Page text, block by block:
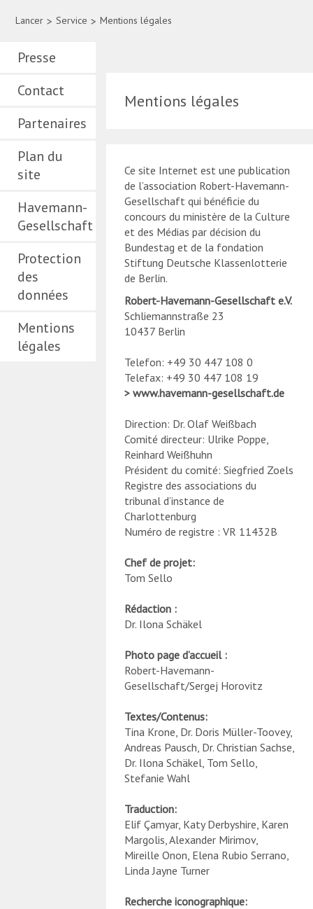
Lancer > Service > Mentions légales
Presse
Contact
Partenaires
Plan du
site
Havemann-
Gesellschaft
Protection
des
données
Mentions
légales
Mentions légales
Ce site Internet est une publication
de l’association Robert-Havemann-
Gesellschaft qui bénéficie du
concours du ministère de la Culture
et des Médias par décision du
Bundestag et de la fondation
Stiftung Deutsche Klassenlotterie
de Berlin.
Robert-Havemann-Gesellschaft e.V.
Schliemannstraße 23
10437 Berlin
Telefon: +49 30 447 108 0
Telefax: +49 30 447 108 19
www.havemann-gesellschaft.de
Direction: Dr. Olaf Weißbach
Comité directeur: Ulrike Poppe,
Reinhard Weißhuhn
Président du comité: Siegfried Zoels
Registre des associations du
tribunal d’instance de
Charlottenburg
Numéro de registre : VR 11432B
Chef de projet:
Tom Sello
Rédaction :
Dr. Ilona Schäkel
Photo page d’accueil :
Robert-Havemann-
Gesellschaft/Sergej Horovitz
Textes/Contenus:
Tina Krone, Dr. Doris Müller-Toovey,
Andreas Pausch, Dr. Christian Sachse,
Dr. Ilona Schäkel, Tom Sello,
Stefanie Wahl
Traduction:
Elif Çamyar, Katy Derbyshire, Karen
Margolis, Alexander Mirimov,
Mireille Onon, Elena Rubio Serrano,
Linda Jayne Turner
Recherche iconographique: